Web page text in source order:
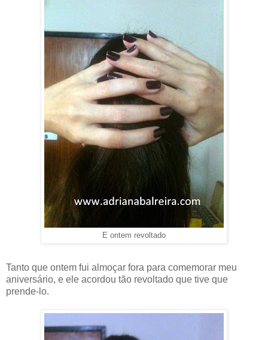
E ontem revoltado
Tanto que ontem fui almoçar fora para comemorar meu
aniversário, e ele acordou tão revoltado que tive que
prende-lo.